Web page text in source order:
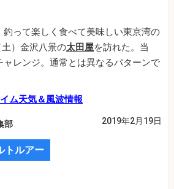
釣って楽しく食べて美味しい東京湾の
）金沢八景の太田屋を訪れた。当
ャレンジ。通常とは異なるパターンで
ム天気＆風波情報
部 2019年2月19日
トルアー